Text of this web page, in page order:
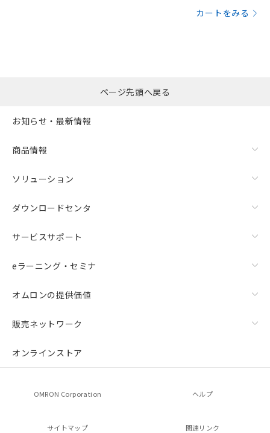
カートをみる
ページ先頭へ戻る
お知らせ・最新情報
商品情報
ソリューション
ダウンロードセンタ
サービスサポート
eラーニング・セミナ
オムロンの提供価値
販売ネットワーク
オンラインストア
OMRON Corporation ヘルプ
サイトマップ 関連リンク